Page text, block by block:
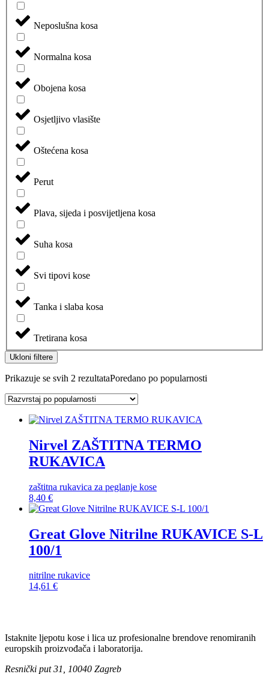
Neposlušna kosa
Normalna kosa
Obojena kosa
Osjetljivo vlasište
Oštećena kosa
Perut
Plava, sijeda i posvijetljena kosa
Suha kosa
Svi tipovi kose
Tanka i slaba kosa
Tretirana kosa
Ukloni filtere
Prikazuje se svih 2 rezultataPoredano po popularnosti
Nirvel ZAŠTITNA TERMO
RUKAVICA
zaštitna rukavica za peglanje kose
8,40 €
Great Glove Nitrilne RUKAVICE S-L
100/1
nitrilne rukavice
14,61 €
Istaknite ljepotu kose i lica uz profesionalne brendove renomiranih
europskih proizvođača i laboratorija.
Resnički put 31, 10040 Zagreb